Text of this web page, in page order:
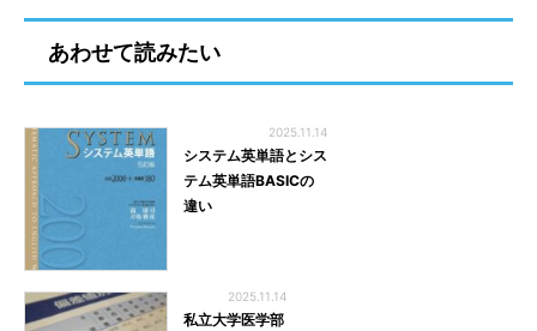
あわせて読みたい
2025.11.14
システム英単語とシス
テム英単語BASICの
違い
2025.11.14
私立大学医学部